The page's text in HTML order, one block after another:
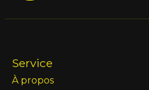
Service
À propos